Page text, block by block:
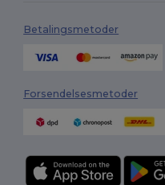
Betalingsmetoder
Forsendelsesmetoder